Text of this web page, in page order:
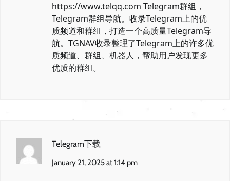
https://www.telqq.com Telegram群组，
Telegram群组导航。收录Telegram上的优
质频道和群组，打造一个高质量Telegram导
航。TGNAV收录整理了Telegram上的许多优
质频道、群组、机器人，帮助用户发现更多
优质的群组。
Telegram下载
January 21, 2025 at 1:14 pm